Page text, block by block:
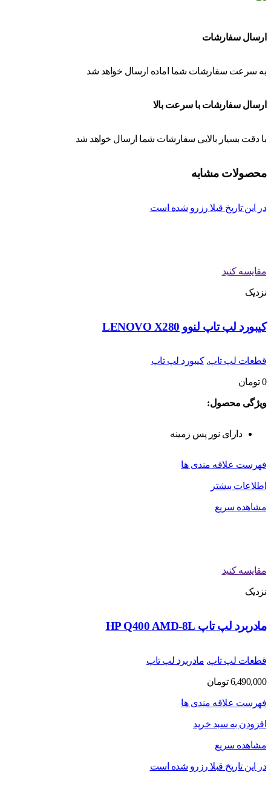
ارسال سفارشات
به سرعت سفارشات شما اماده ارسال خواهد شد
ارسال سفارشات با سرعت بالا
با دقت بسیار بالایی سفارشات شما ارسال خواهد شد
محصولات مشابه
در این تاریخ قبلا رزرو شده است
مقایسه کنید
نزدیک
کیبورد لپ تاپ لنوو LENOVO X280
قطعات لپ تاپ,کیبورد لپ تاپ
0 تومان
ویژگی محصول:
دارای نور پس زمینه
فهرست علاقه مندی ها
اطلاعات بیشتر
مشاهده سریع
مقایسه کنید
نزدیک
مادربرد لپ تاپ HP Q400 AMD-8L
قطعات لپ تاپ, مادربرد لپ تاپ
6,490,000 تومان
فهرست علاقه مندی ها
افزودن به سبد خرید
مشاهده سریع
در این تاریخ قبلا رزرو شده است